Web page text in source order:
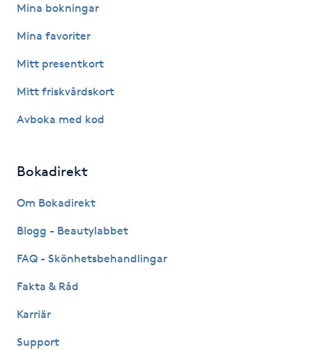
Hot yoga
Hudföryngring
Hyperhidros
Hypnos
Hårbottenbehandling
Mina bokningar
Mina favoriter
Mitt presentkort
Mitt friskvårdskort
Avboka med kod
Bokadirekt
Om Bokadirekt
Blogg - Beautylabbet
FAQ - Skönhetsbehandlingar
Fakta & Råd
Karriär
Support